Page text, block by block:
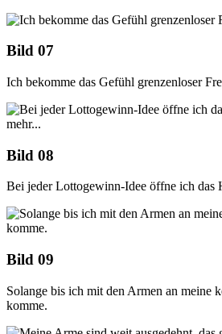
Bild 07
Ich bekomme das Gefühl grenzenloser
Bild 08
Bei jeder Lottogewinn-Idee öffne ich das
Bild 09
Solange bis ich mit den Armen an meine
komme.